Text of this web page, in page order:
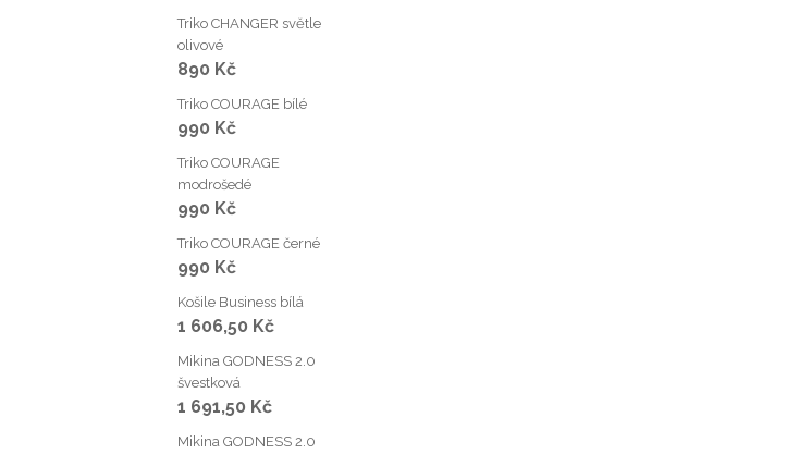
Triko CHANGER světle
olivové
890 Kč
Triko COURAGE bílé
990 Kč
Triko COURAGE
modrošedé
990 Kč
Triko COURAGE černé
990 Kč
Košile Business bílá
1 606,50 Kč
Mikina GODNESS 2.0
švestková
1 691,50 Kč
Mikina GODNESS 2.0